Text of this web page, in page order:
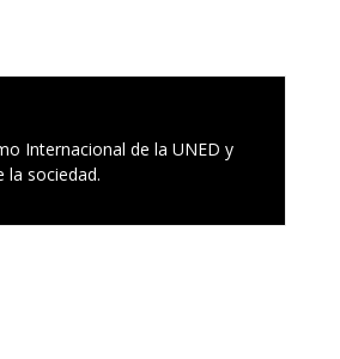
Internacional de la UNED y
la sociedad.